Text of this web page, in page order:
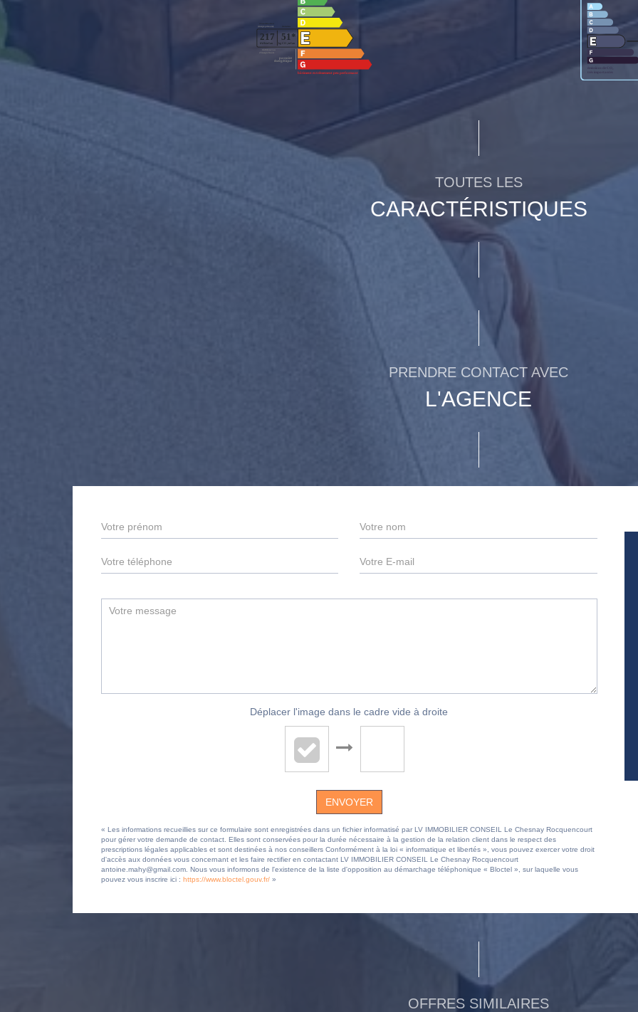
TOUTES LES
CARACTÉRISTIQUES
PRENDRE CONTACT AVEC
L'AGENCE
Déplacer l'image dans le cadre vide à droite
ENVOYER
« Les informations recueillies sur ce formulaire sont enregistrées dans un fichier informatisé par LV IMMOBILIER CONSEIL Le Chesnay Rocquencourt
pour gérer votre demande de contact. Elles sont conservées pour la durée nécessaire à la gestion de la relation client dans le respect des
prescriptions légales applicables et sont destinées à nos conseillers Conformément à la loi « informatique et libertés », vous pouvez exercer votre droit
d'accès aux données vous concernant et les faire rectifier en contactant LV IMMOBILIER CONSEIL Le Chesnay Rocquencourt
antoine.mahy@gmail.com. Nous vous informons de l'existence de la liste d'opposition au démarchage téléphonique « Bloctel », sur laquelle vous
pouvez vous inscrire ici : https://www.bloctel.gouv.fr/ »
OFFRES SIMILAIRES